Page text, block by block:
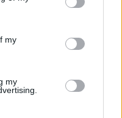
its third-party tags to
in below Google
my
my
ráadásul a Várkazamata